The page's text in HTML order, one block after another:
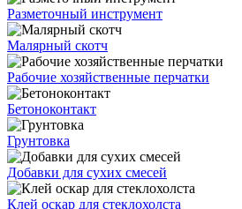
Разметочный инструмент
Малярный скотч
Рабочие хозяйственные перчатки
Бетоноконтакт
Грунтовка
Добавки для сухих смесей
Клей оскар для стеклохолста